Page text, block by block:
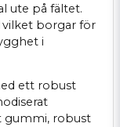
ute på fältet.
vilket borgar för
i
ett robust
gummi, robust